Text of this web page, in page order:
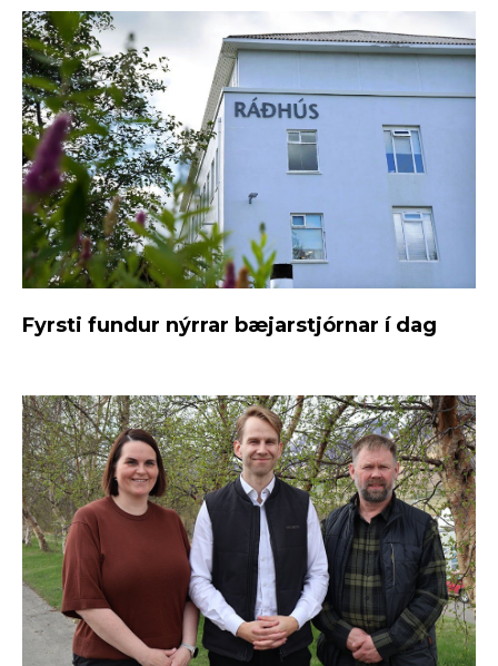
Fyrsti fundur nýrrar bæjarstjórnar í dag